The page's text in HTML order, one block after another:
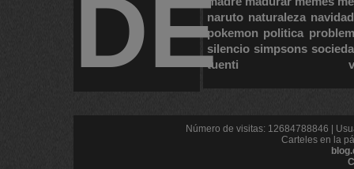
DEnaruto naturaleza navidad
pokemon politica
silencio simpsons
tuenti
Número de visitas: 12684788846 |
Carteles en la